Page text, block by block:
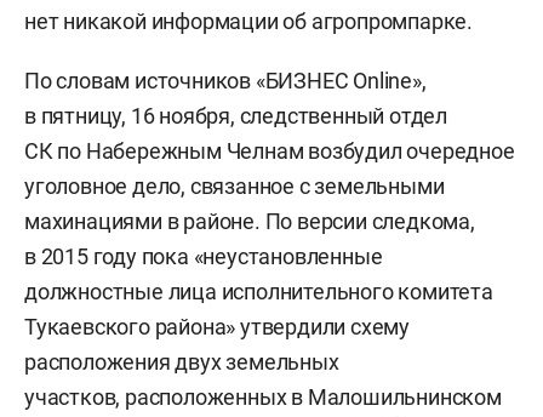
нет никакой информации об агропромпарке.
По словам источников «БИЗНЕС Online»,
в пятницу, 16 ноября, следственный отдел
СК по Набережным Челнам возбудил очередное
уголовное дело, связанное с земельными
махинациями в районе. По версии следкома,
в 2015 году пока «неустановленные
должностные лица исполнительного комитета
Тукаевского района» утвердили схему
расположения двух земельных
участков, расположенных в Малошильнинском